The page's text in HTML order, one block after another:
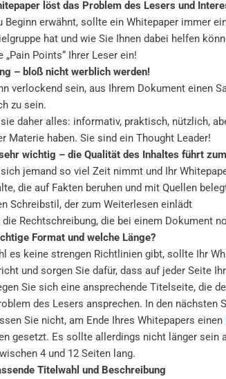
löst das Problem des Lesers und
Beginn erwähnt, sollte ein Whitepaper immer
hat und wie Sie Ihnen dabei helfen
„Pain Points“ Ihrer Leser ein!
– bloß nicht werblich werden!
verlockend sein, aus Ihrem Dokument einen
zu sein.
daher alles: informativ, praktisch, nützlich,
Materie haben. Sie sind ein Thought Leader!
wichtig – die Qualität des Inhaltes führt
jemand so viel Zeit nimmt und Ihr
die auf Fakten beruhen und mit Quellen
Schreibstil, der zum Weiterlesen einlädt
die Rechtschreibung, die bei einem Dokument
Format und welche Länge?
es keine strengen Richtlinien gibt, sollte Ihr
und sorgen Sie dafür, dass auf jeder Seite
Sie sich eine ansprechende Titelseite, die
des Lesers ansprechen. In den nächsten
Sie nicht, am Ende Ihres Whitepapers einen
gesetzt. Es sollte allerdings nicht länger sein
4 und 12 Seiten lang.
Titelwahl und Beschreibung